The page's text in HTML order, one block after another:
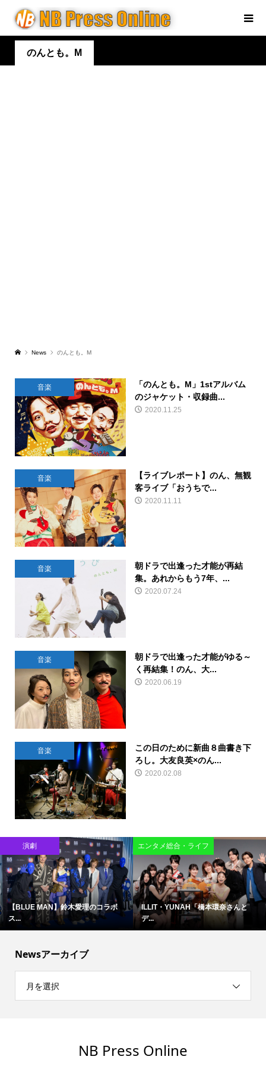
のんとも。M
News のんとも。M
音楽
「のんとも。M」1stアルバム
のジャケット・収録曲...
2020.11.25
音楽
【ライブレポート】のん、無観
客ライブ「おうちで...
2020.11.11
音楽
朝ドラで出逢った才能が再結
集。あれからもう7年、...
2020.07.24
音楽
朝ドラで出逢った才能がゆる～
く再結集！のん、大...
2020.06.19
音楽
この日のために新曲８曲書き下
ろし。大友良英×のん...
2020.02.08
演劇
【BLUE MAN】鈴木愛理のコラボ
ス...
エンタメ総合・ライフ
ILLIT・YUNAH「橋本環奈さんと
デ...
Newsアーカイブ
月を選択
NB Press Online